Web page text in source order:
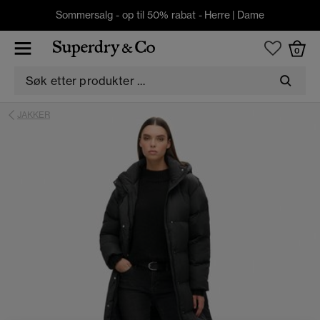
Sommersalg - op til 50% rabat - Herre | Dame
0
JAKKER